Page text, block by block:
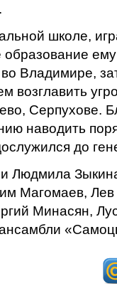
школе,
Владимире,
Серпухове.
наводить
до
Людмила
Магомаев,
Минасян,